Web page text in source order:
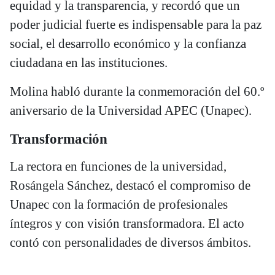
equidad y la transparencia, y recordó que un
poder judicial fuerte es indispensable para la paz
social, el desarrollo económico y la confianza
ciudadana en las instituciones.
Molina habló durante la conmemoración del 60.º
aniversario de la Universidad APEC (Unapec).
Transformación
La rectora en funciones de la universidad,
Rosángela Sánchez, destacó el compromiso de
Unapec con la formación de profesionales
íntegros y con visión transformadora. El acto
contó con personalidades de diversos ámbitos.